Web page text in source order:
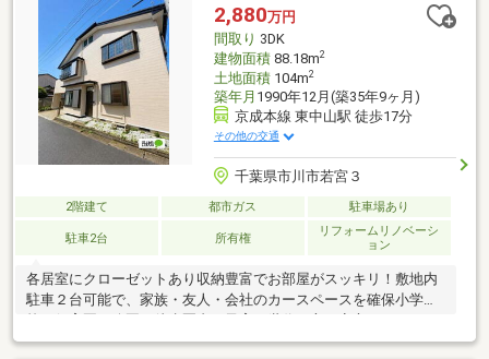
2,880万円
間取り 3DK
建物面積88.18m2
土地面積104m2
築年月 1990年12月(築35年9ヶ月)
京成本線 東中山駅 徒歩17分
その他の交通
千葉県市川市若宮３
2階建て 都市ガス 駐車場あり
駐車2台 所有権
リフォームリノベーシ
ョン
各居室にクローゼットあり収納豊富でお部屋がスッキリ！敷地内
駐車２台可能で、家族・友人・会社のカースペースを確保小学
リフォーム済みのお部屋で、陽当たりや室内空間のゆとりを体感